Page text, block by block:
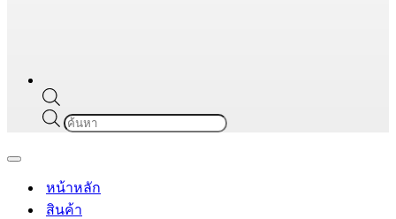
Products
search
Navigation
หน้าหลัก
สินค้า